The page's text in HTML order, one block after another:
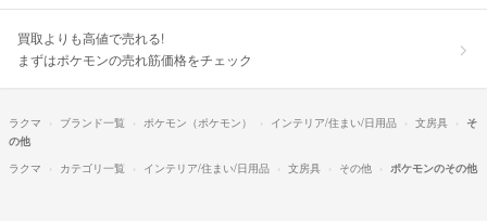
買取よりも高値で売れる!
まずはポケモンの売れ筋価格をチェック
ラクマ ブランド一覧 ポケモン（ポケモン） インテリア/住まい/日用品 文房具
そ
の他
ラクマ
カテゴリ一覧 インテリア/住まい/日用品 文房具 その他 ポケモンのその他